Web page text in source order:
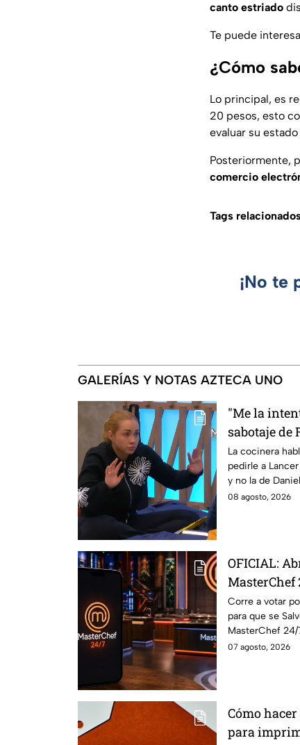
canto estriado
Te puede
¿Cómo
Lo principal, es
20 pesos, esto
evaluar su
Posteriormente,
comercio
Tags
¡No te
GALERÍAS Y NOTAS AZTECA UNO
"Me la
sabotaje de
de
La cocinera
pedirle a
y no la de
08 agosto, 2026
OFICIAL:
MasterChef
Cocinero
este
Corre a votar
para que se
MasterChef
07 agosto, 2026
Cómo
para